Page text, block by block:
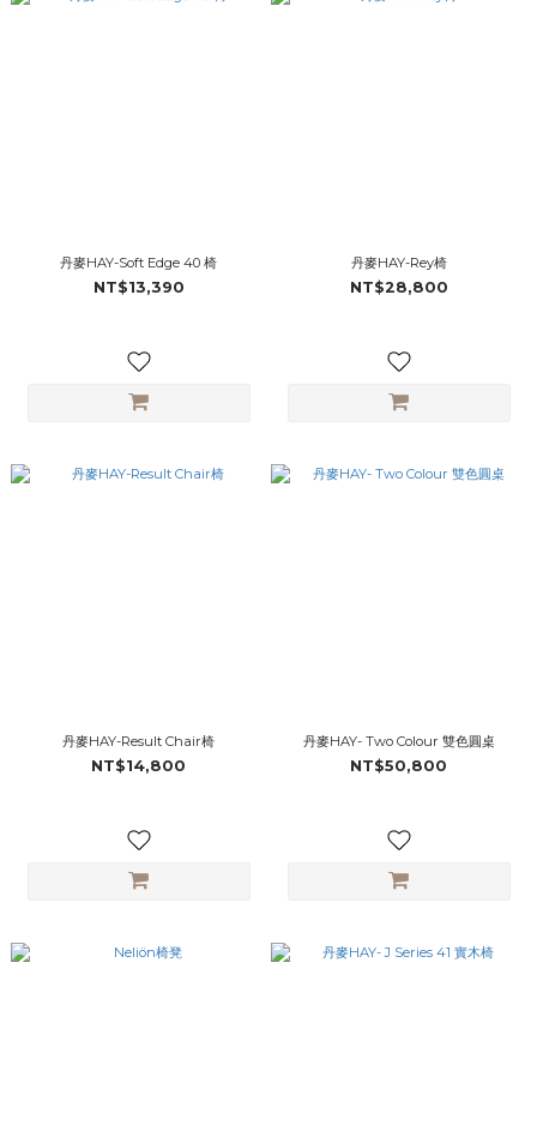
丹麥HAY-Soft Edge 40 椅
NT$13,390
丹麥HAY-Rey椅
NT$28,800
丹麥HAY-Result Chair椅
NT$14,800
丹麥HAY- Two Colour 雙色圓桌
NT$50,800